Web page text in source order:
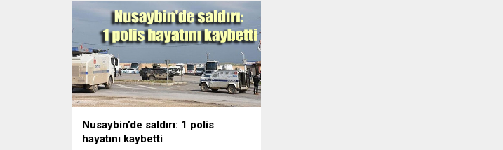
Nusaybin’de saldırı: 1 polis
hayatını kaybetti